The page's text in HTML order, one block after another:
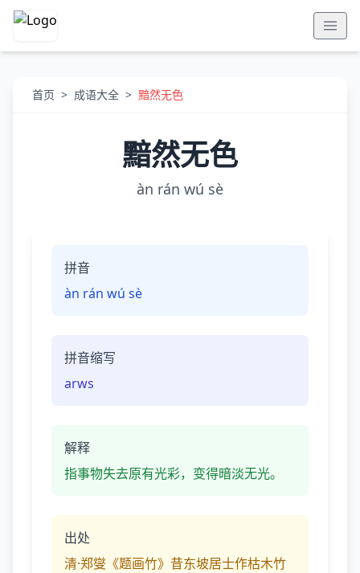
首页 > 成语大全 > 黯然无色
黯然无色
àn rán wú sè
拼音
àn rán wú sè
拼音缩写
arws
解释
指事物失去原有光彩，变得暗淡无光。
出处
清·郑燮《题画竹》昔东坡居士作枯木竹